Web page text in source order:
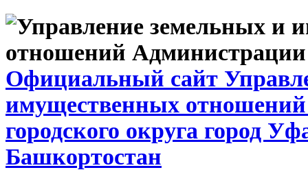
Официальный сайт
имущественных
городского округа город
Башкортостан